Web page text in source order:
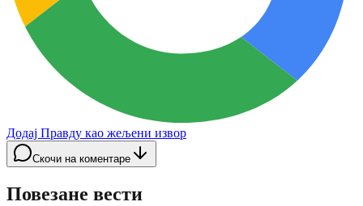
Додај Правду као жељени извор
Скочи на коментаре
Повезане вести